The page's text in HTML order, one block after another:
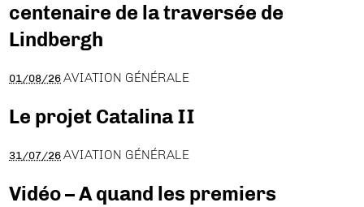
centenaire de la traversée de
Lindbergh
01/08/26 AVIATION GÉNÉRALE
Le projet Catalina II
31/07/26 AVIATION GÉNÉRALE
Vidéo – A quand les premiers